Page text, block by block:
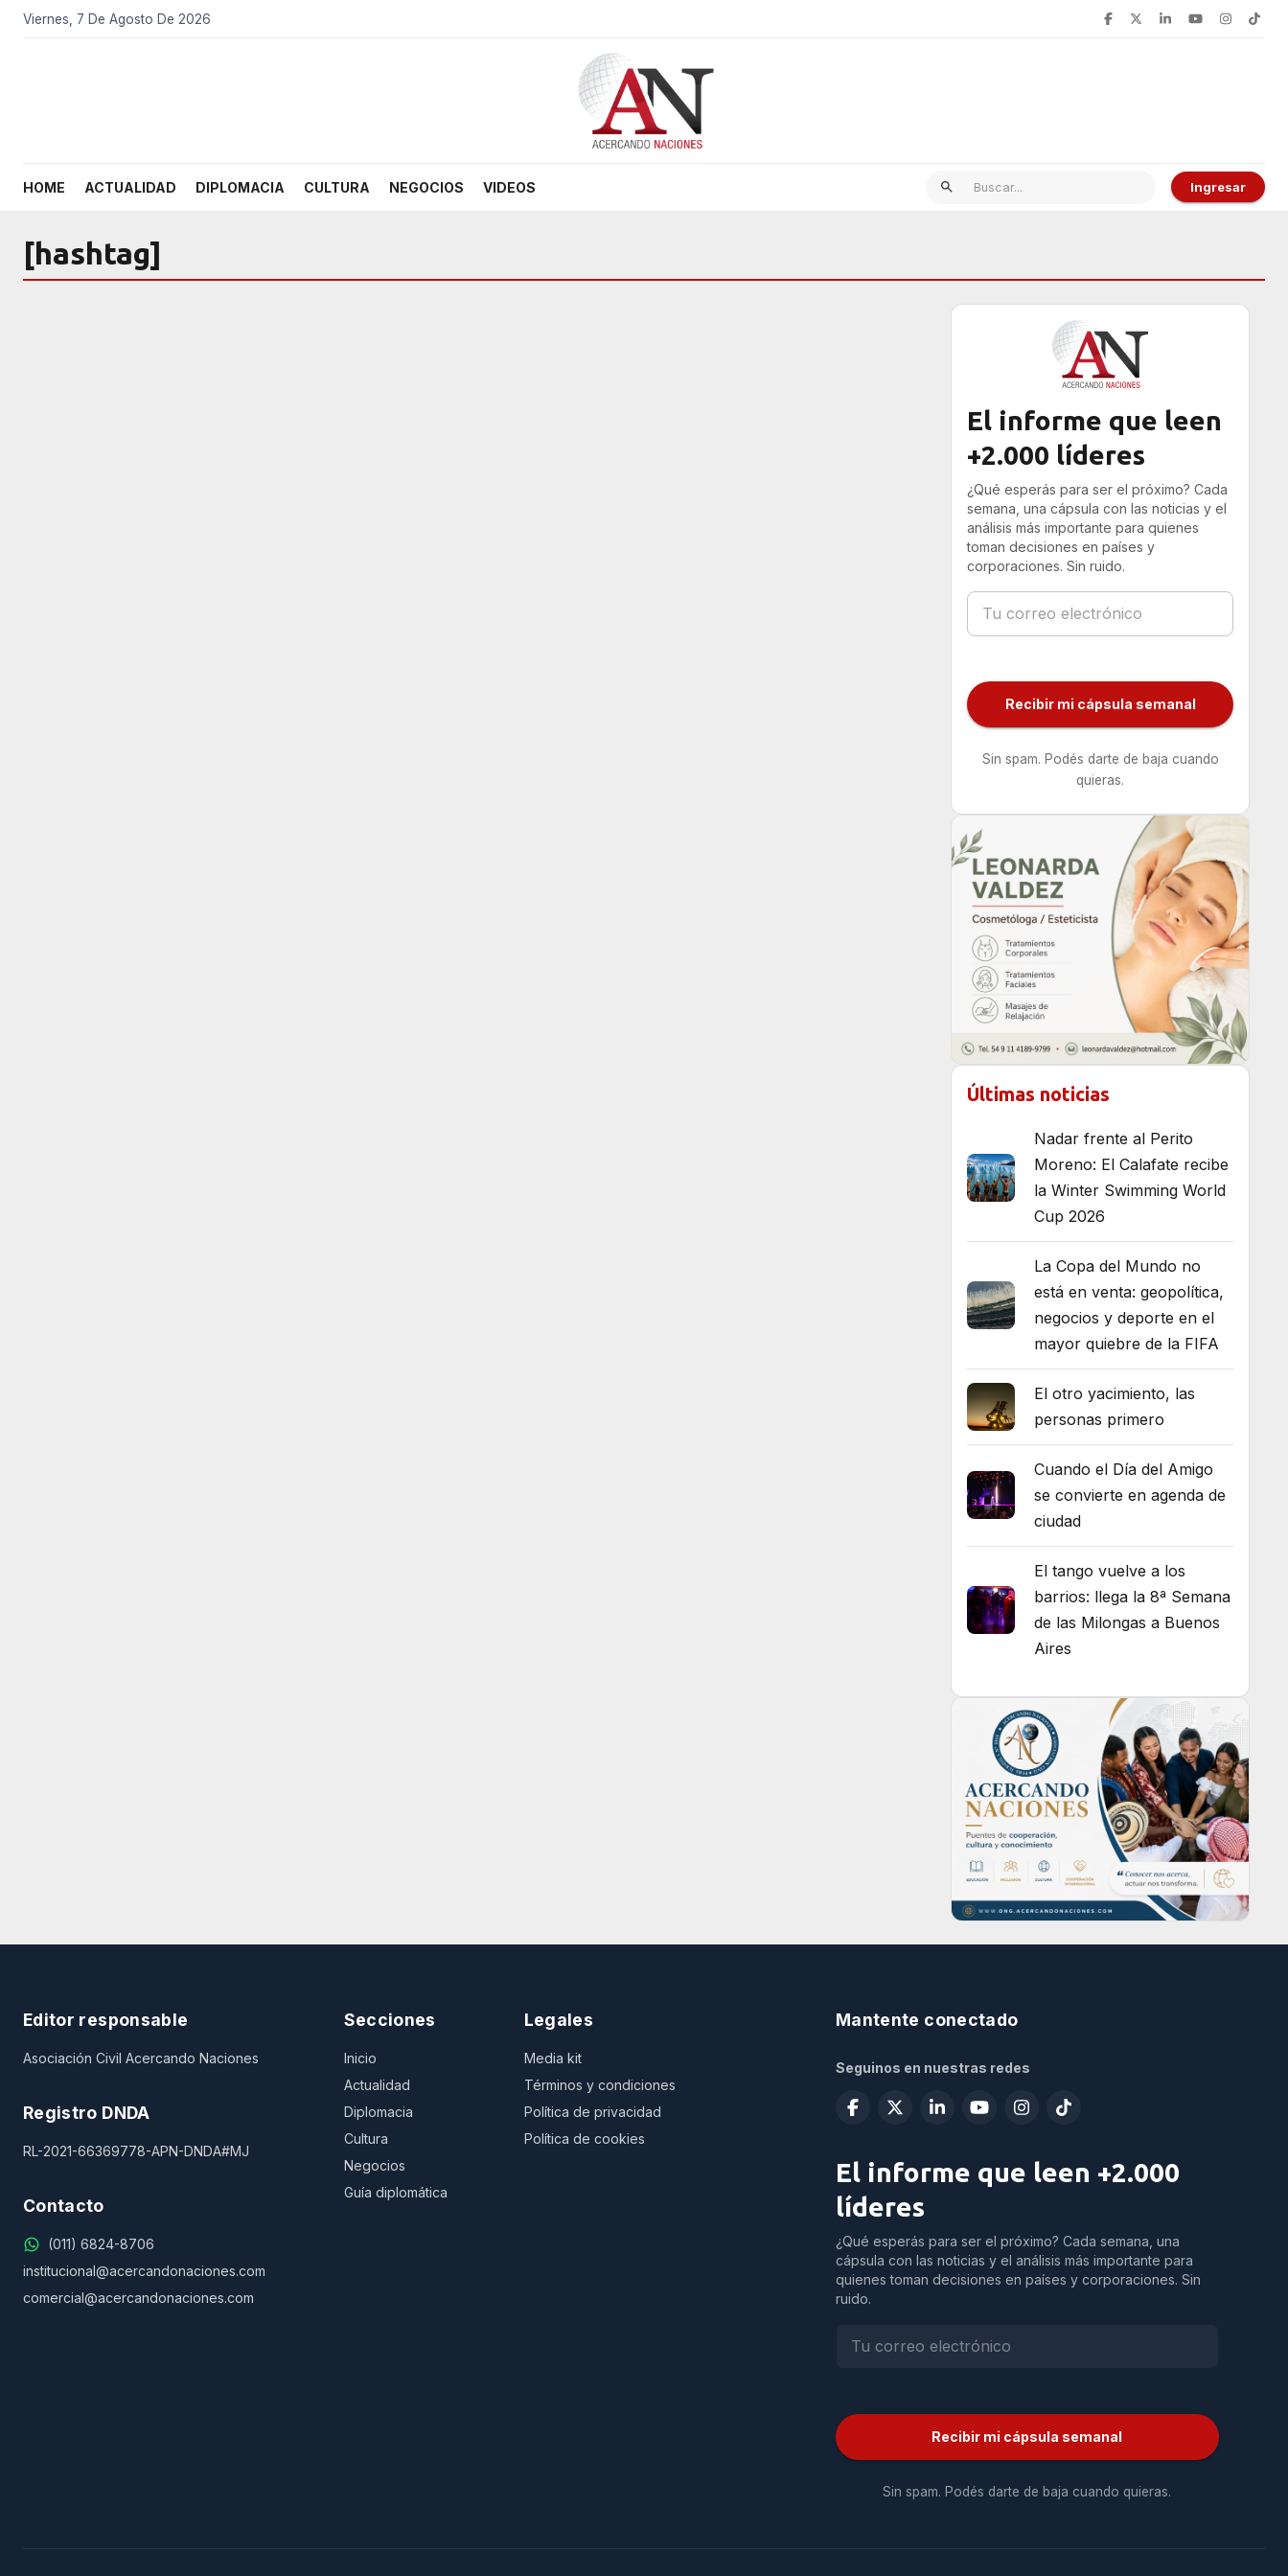
Viernes, 7 De Agosto De 2026
HOME ACTUALIDAD DIPLOMACIA CULTURA NEGOCIOS VIDEOS Ingresar
[hashtag]
El informe que leen
+2.000 líderes
¿Qué esperás para ser el próximo? Cada
semana, una cápsula con las noticias y el
análisis más importante para quienes
toman decisiones en países y
corporaciones. Sin ruido.
Recibir mi cápsula semanal
Sin spam. Podés darte de baja cuando
quieras.
Últimas noticias
Nadar frente al Perito
Moreno: El Calafate recibe
la Winter Swimming World
Cup 2026
La Copa del Mundo no
está en venta: geopolítica,
negocios y deporte en el
mayor quiebre de la FIFA
El otro yacimiento, las
personas primero
Cuando el Día del Amigo
se convierte en agenda de
ciudad
El tango vuelve a los
barrios: llega la 8ª Semana
de las Milongas a Buenos
Aires
Editor responsable
Asociación Civil Acercando Naciones
Registro DNDA
RL-2021-66369778-APN-DNDA#MJ
Contacto
(011) 6824-8706
institucional@acercandonaciones.com
comercial@acercandonaciones.com
Secciones
Inicio
Actualidad
Diplomacia
Cultura
Negocios
Guía diplomática
Legales
Media kit
Términos y condiciones
Política de privacidad
Política de cookies
Mantente conectado
Seguinos en nuestras redes
El informe que leen +2.000
líderes
¿Qué esperás para ser el próximo? Cada semana, una
cápsula con las noticias y el análisis más importante para
quienes toman decisiones en países y corporaciones. Sin
ruido.
Recibir mi cápsula semanal
Sin spam. Podés darte de baja cuando quieras.